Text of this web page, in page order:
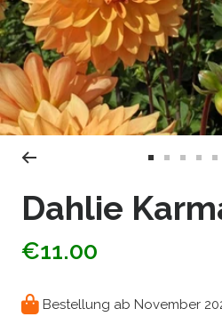
1
2 3
4
5
Dahlie
€11.00
Bestellung ab November